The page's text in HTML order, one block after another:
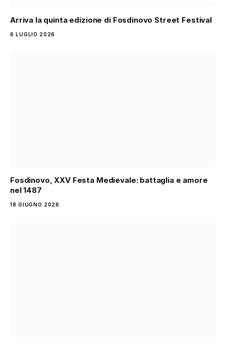
Arriva la quinta edizione di Fosdinovo Street Festival
6 LUGLIO 2026
Fosdinovo, XXV Festa Medievale: battaglia e amore
nel 1487
18 GIUGNO 2026